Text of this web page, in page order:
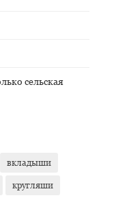
сельская
вкладыши
кругляши